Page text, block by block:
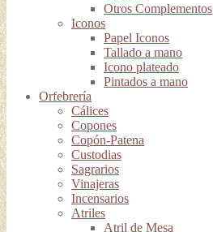
Otros Complementos
Iconos
Papel Iconos
Tallado a mano
Icono plateado
Pintados a mano
Orfebrería
Cálices
Copones
Copón-Patena
Custodias
Sagrarios
Vinajeras
Incensarios
Atriles
Atril de Mesa